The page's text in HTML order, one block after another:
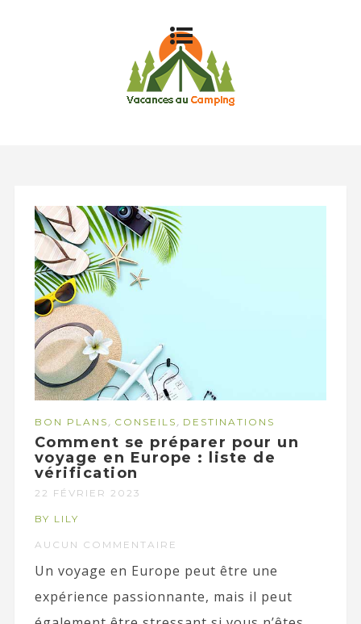
BON PLANS , CONSEILS , DESTINATIONS
Comment se préparer pour un
voyage en Europe : liste de
vérification
22 FÉVRIER 2023
BY LILY
AUCUN COMMENTAIRE
Un voyage en Europe peut être une
expérience passionnante, mais il peut